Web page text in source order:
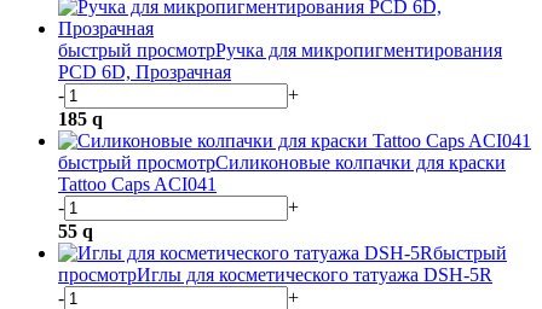
быстрый просмотрРучка для микропигментирования
PCD 6D, Прозрачная
-
+
185 q
быстрый просмотрСиликоновые колпачки для краски
Tattoo Caps ACI041
-
+
55 q
быстрый
просмотрИглы для косметического татуажа DSH-5R
-
+